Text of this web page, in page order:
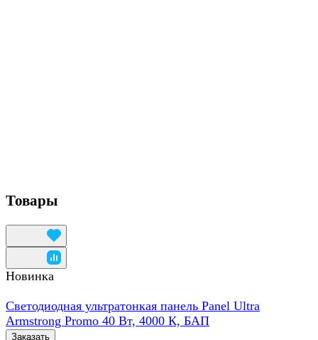
Товары
Новинка
Светодиодная ультратонкая панель Panel Ultra
Armstrong Promo 40 Вт, 4000 К, БАП
Заказать